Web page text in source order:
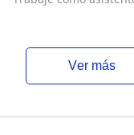
ver más